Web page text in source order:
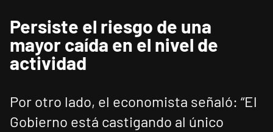
Persiste el riesgo de una
mayor caída en el nivel de
actividad
Por otro lado, el economista señaló: “El
Gobierno está castigando al único